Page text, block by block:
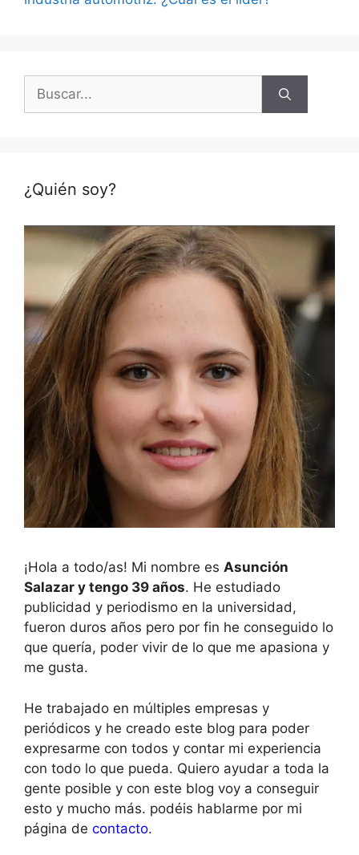
Buscar:
¿Quién soy?
¡Hola a todo/as! Mi nombre es Asunción
Salazar y tengo 39 años. He estudiado
publicidad y periodismo en la universidad,
fueron duros años pero por fin he conseguido lo
que quería, poder vivir de lo que me apasiona y
me gusta.
He trabajado en múltiples empresas y
periódicos y he creado este blog para poder
expresarme con todos y contar mi experiencia
con todo lo que pueda. Quiero ayudar a toda la
gente posible y con este blog voy a conseguir
esto y mucho más. podéis hablarme por mi
página de contacto.